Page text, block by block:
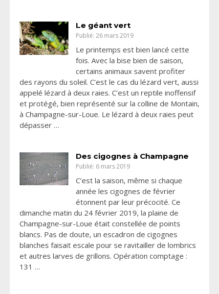
Le géant vert
Publié: 26 mars 2019
Le printemps est bien lancé cette
fois. Avec la bise bien de saison,
certains animaux savent profiter
des rayons du soleil. C’est le cas du lézard vert, aussi
appelé lézard à deux raies. C’est un reptile inoffensif
et protégé, bien représenté sur la colline de Montain,
à Champagne-sur-Loue. Le lézard à deux raies peut
dépasser …
Des cigognes à Champagne
Publié: 6 mars 2019
C’est la saison, même si chaque
année les cigognes de février
étonnent par leur précocité. Ce
dimanche matin du 24 février 2019, la plaine de
Champagne-sur-Loue était constellée de points
blancs. Pas de doute, un escadron de cigognes
blanches faisait escale pour se ravitailler de lombrics
et autres larves de grillons. Opération comptage :
131 …